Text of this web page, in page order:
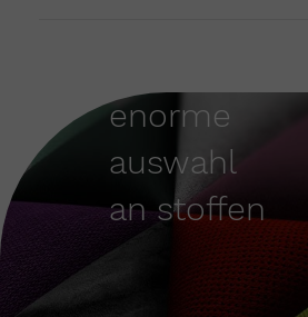
enorme
auswahl
an stoffen